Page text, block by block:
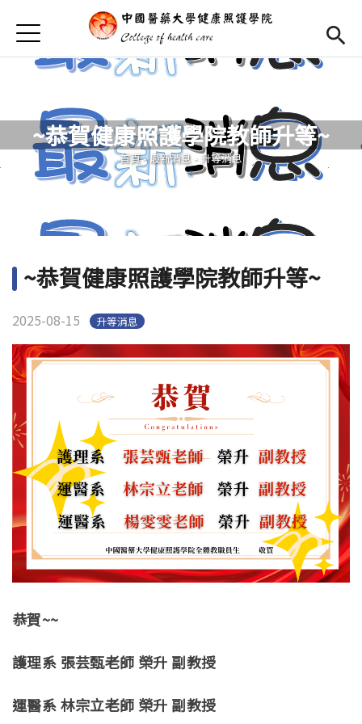
首頁
首頁
Open
學院成員
活動集錦
相關連結
Open
博士班專區
English(link is external)
Jump to Navigation
Jump to Main content
~恭賀健康照護學院教師升等~
您在這裡
首頁-最新消息 -升等消息
~恭賀健康照護學院教師升等~
2025-08-15 升等消息
恭賀~~
護理系 張芸甄老師 榮升 副教授
運醫系 林宗立老師 榮升 副教授